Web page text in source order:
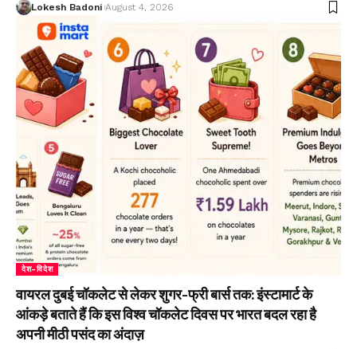
Lokesh Badoni August 4, 2026
देश-विदेश
वायरल दुबई चॉकलेट से लेकर शुगर-फ्री बार्स तक: इंस्टामार्ट के
आंकड़े बताते हैं कि इस विश्व चॉकलेट दिवस पर भारत बदल रहा है
अपनी मीठी पसंद का अंदाज़